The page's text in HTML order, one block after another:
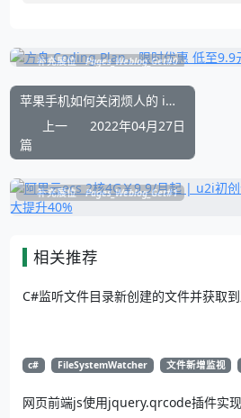
补充展位 Pages_Weblog_Get#0
苹果手机如何关闭烦人的 iOS 提示要求完成iPhone设置
上一
篇
2022年04月27日
补充展位 Pages_Weblog_Get#1
相关推荐
C#监听文件目录新创建的文件并获取
c# FileSystemWatcher 文件新增监视
网页前端js使用jquery.qrcode插件实